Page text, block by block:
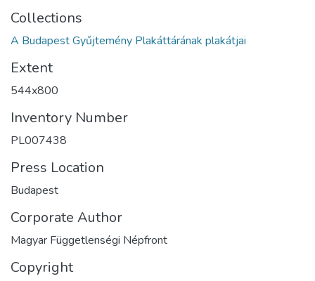
Collections
A Budapest Gyűjtemény Plakáttárának plakátjai
Extent
544x800
Inventory Number
PL007438
Press Location
Budapest
Corporate Author
Magyar Függetlenségi Népfront
Copyright